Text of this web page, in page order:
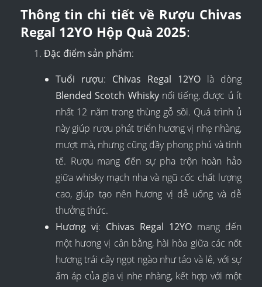
Thông tin chi tiết về Rượu Chivas
Regal 12YO Hộp Quà 2025:
Đặc điểm sản phẩm:
Tuổi rượu: Chivas Regal 12YO là dòng
Blended Scotch Whiskynổi tiếng, được ủ ít
nhất 12 năm trong thùng gỗ sồi. Quá trình ủ
này giúp rượu phát triển hương vị nhẹ nhàng,
mượt mà, nhưng cũng đầy phong phú và tinh
tế. Rượu mang đến sự pha trộn hoàn hảo
giữa whisky mạch nha và ngũ cốc chất lượng
cao, giúp tạo nên hương vị dễ uống và dễ
thưởng thức.
Hương vị: Chivas Regal 12YO mang đến
một hương vị cân bằng, hài hòa giữa các nốt
hương trái cây ngọt ngào như táo và lê, với sự
ấm áp của gia vị nhẹ nhàng, kết hợp với một